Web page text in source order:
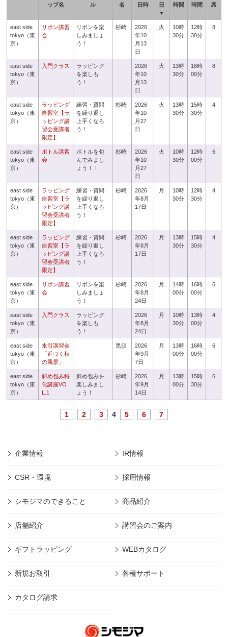
ップ名
ル
名
日時
日
▼
時間
時間
席
east side
tokyo（東
京）
リボン講習
会
リボンを楽
しみましょ
う！
杉崎
2026
年10
月13
日
火
10時
30分
12時
30分
8
east side
tokyo（東
京）
入門クラス
ラッピング
を楽しも
う！
2026
年10
月13
日
火
13時
30分
16時
00分
8
east side
tokyo（東
京）
ラッピング
自習室【ラ
ッピング講
習会受講者
限定】
練習・質問
を繰り返し
上手くなろ
う！
杉崎
2026
年10
月27
日
火
13時
30分
15時
30分
4
east side
tokyo（東
京）
ボトル講習
会
ボトルを包
んでみまし
ょう！！
杉崎
2026
年10
月27
日
火
10時
30分
12時
00分
6
east side
tokyo（東
京）
ラッピング
自習室【ラ
ッピング講
習会受講者
限定】
練習・質問
を繰り返し
上手くなろ
う！
杉崎
2026
年8月
17日
月
10時
30分
12時
30分
4
east side
tokyo（東
京）
ラッピング
自習室【ラ
ッピング講
習会受講者
限定】
練習・質問
を繰り返し
上手くなろ
う！
杉崎
2026
年8月
17日
月
13時
30分
15時
30分
4
east side
tokyo（東
京）
リボン講習
会
リボンを楽
しみましょ
う！
杉崎
2026
年8月
24日
月
14時
00分
16時
00分
6
east side
tokyo（東
京）
入門クラス
ラッピング
を楽しも
う！
2026
年8月
24日
月
10時
30分
13時
00分
4
east side
tokyo（東
京）
水引講習会
「近づく秋
の風景」
黒須
2026
年9月
7日
月
13時
00分
16時
00分
6
east side
tokyo（東
京）
斜め包み特
化講座VO
L.1
斜め包みを
楽しみまし
ょう！
杉崎
2026
年9月
14日
月
13時
00分
15時
30分
6
1 2 3 4 5 6 7
企業情報 IR情報
CSR・環境 採用情報
シモジマのできること 商品紹介
店舗紹介 講習会のご案内
ギフトラッピング WEBカタログ
新規お取引 各種サポート
カタログ請求